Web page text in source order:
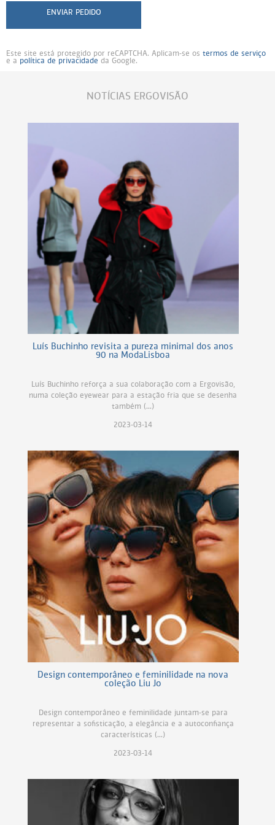
ENVIAR PEDIDO
Este site está protegido por reCAPTCHA. Aplicam-se os termos de serviço
e a política de privacidade da Google.
NOTÍCIAS ERGOVISÃO
Luís Buchinho revisita a pureza minimal dos anos
90 na ModaLisboa
Luís Buchinho reforça a sua colaboração com a Ergovisão,
numa coleção eyewear para a estação fria que se desenha
também (...)
2023-03-14
Design contemporâneo e feminilidade na nova
coleção Liu Jo
Design contemporâneo e feminilidade juntam-se para
representar a sofisticação, a elegância e a autoconfiança
características (...)
2023-03-14